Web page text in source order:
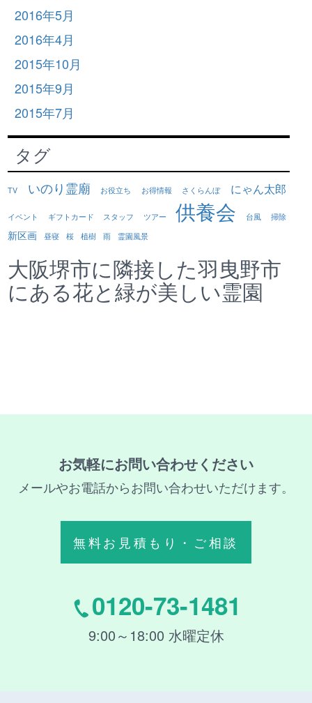
2016年5月
2016年4月
2015年10月
2015年9月
2015年7月
タグ
TV いのり霊廟 お役立ち お得情報 さくらんぼ にゃん太郎
イベント ギフトカード スタッフ ツアー 供養会 台風 掃除
新区画 昼寝 桜 植樹 雨 霊園風景
大阪堺市に隣接した羽曳野市
にある花と緑が美しい霊園
お気軽にお問い合わせください
メールやお電話からお問い合わせいただけます。
無料お見積もり・ご相談
0120-73-1481
9:00～18:00 水曜定休